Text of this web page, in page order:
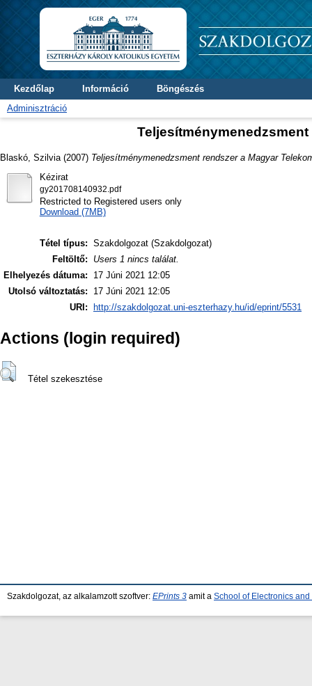
Kezdőlap Információ
Böngészés
Adminisztráció
Blaskó, Szilvia (2007) Teljesítménymenedzsment rendszer a Magyar
Kézirat
gy201708140932.pdf
Restricted to Registered users only
Download (7MB)
Tétel típus: Szakdolgozat (Szakdolgozat)
Feltöltő:
Users 1 nincs találat.
Elhelyezés dátuma:
17 Júni 2021 12:05
Utolsó változtatás:
17 Júni 2021 12:05
URI:
http://szakdolgozat.uni-eszterhazy.hu/id/eprint/5531
Actions (login required)
Tétel szekesztése
Szakdolgozat, az alkalamzott szoftver: EPrints 3 amit a School of Electronics